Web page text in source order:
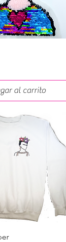
rápida
al carrito
rápida